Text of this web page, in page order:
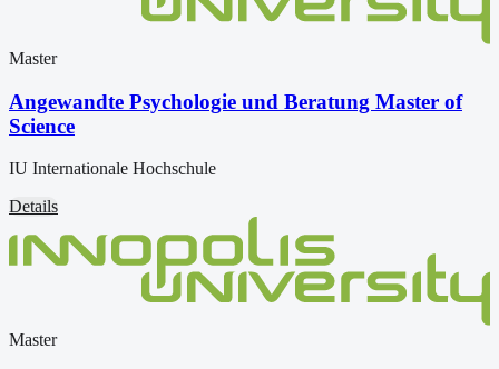
Master
Angewandte Psychologie und Beratung Master of
Science
IU Internationale Hochschule
Details
Master